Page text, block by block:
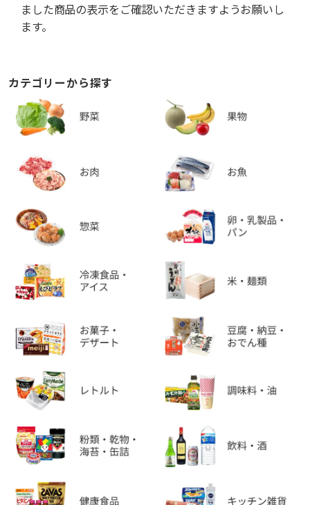
ました商品の表示をご確認いただきますようお願いし
ます。
カテゴリーから探す